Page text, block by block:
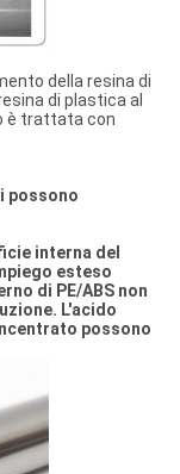
della resina di
di plastica al
è trattata con
possono
interna del
esteso
di PE/ABS non
L'acido
possono